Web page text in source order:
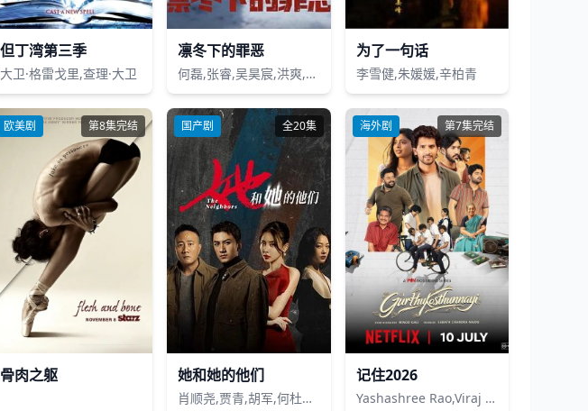
但丁湾第三季
大卫·格雷戈里,查理·大卫
凛冬下的罪恶
何磊,张睿,吴昊宸,洪爽,王大奇,嘉泽,孙之鸿,肖涵,左腾云,刘伟峰,王心嫚,窦新豪,苏宥辰,李繁,刘亭希,刘朔豪,洪冰瑶,刘佳萌,李蒲赫,徐章
为了一句话
李雪健,朱媛媛,辛柏青
欧美剧 第8集完结
骨肉之躯
国产剧 全20集
她和她的他们
肖顺尧,贾青,胡军,何杜娟,袁家欢,王大奇,蒋方婷,郑家彬,钟林煜
海外剧 第7集完结
记住2026
Yashashree Rao,Viraj Ashwin